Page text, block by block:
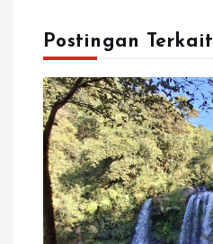
Postingan Terkait